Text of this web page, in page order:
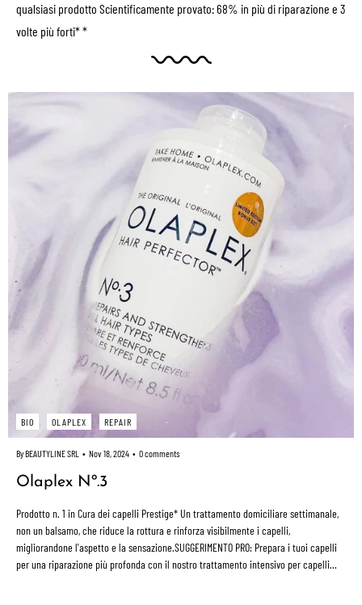
qualsiasi prodotto Scientificamente provato: 68% in più di riparazione e 3
BIO OLAPLEX REPAIR
By BEAUTYLINE SRL Nov 18, 2024 0 comments
Olaplex Nº.3
Prodotto n. 1 in Cura dei capelli Prestige* Un trattamento domiciliare settimanale,
non un balsamo, che riduce la rottura e rinforza visibilmente i capelli,
migliorandone l'aspetto e la sensazione.SUGGERIMENTO PRO: Prepara i tuoi capelli
per una riparazione più profonda con il nostro trattamento intensivo per capelli